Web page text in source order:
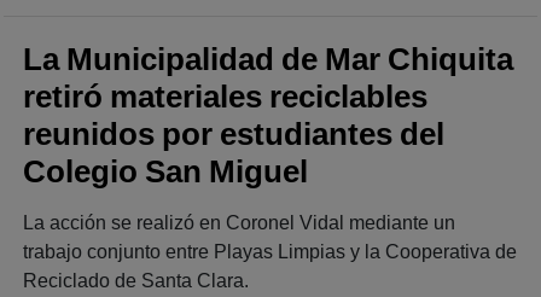
La Municipalidad de Mar Chiquita
retiró materiales reciclables
reunidos por estudiantes del
Colegio San Miguel
La acción se realizó en Coronel Vidal mediante un
trabajo conjunto entre Playas Limpias y la Cooperativa de
Reciclado de Santa Clara.